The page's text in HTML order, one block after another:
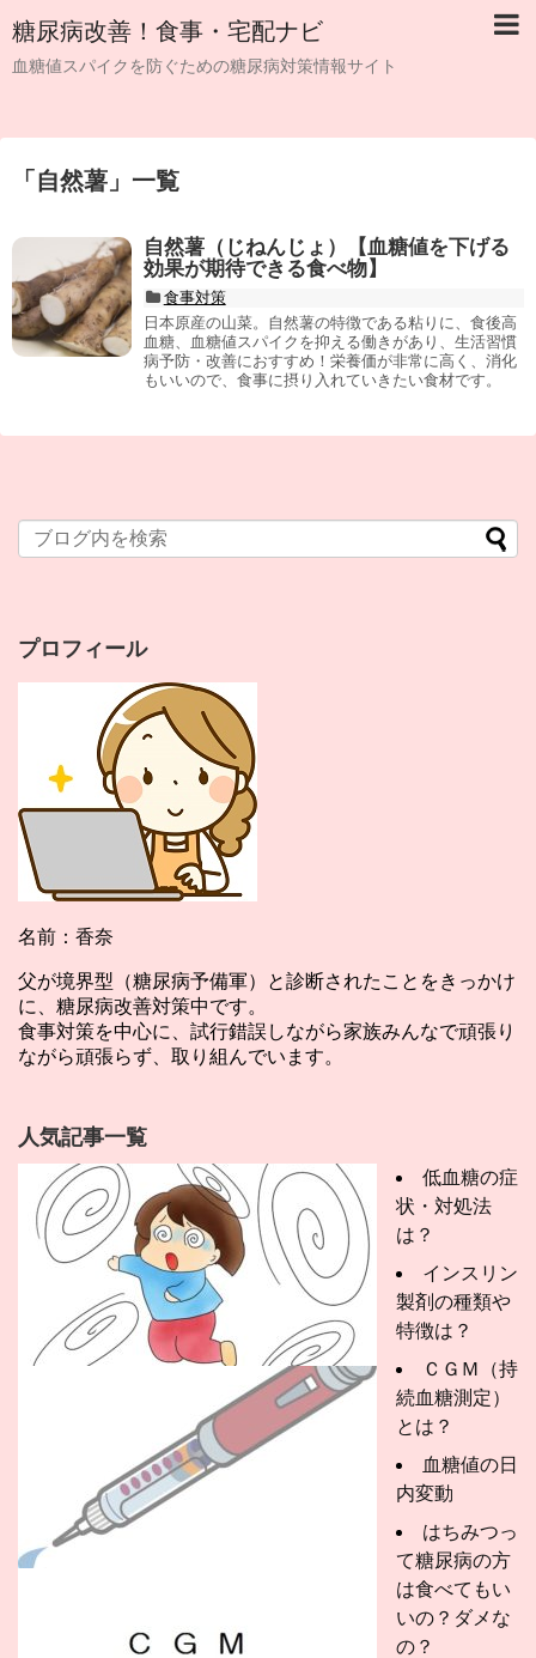
糖尿病改善！食事・宅配ナビ
血糖値スパイクを防ぐための糖尿病対策情報サイト
「 自然薯 」 一覧
自然薯（じねんじょ）【血糖値を下げる
効果が期待できる食べ物】
食事対策
日本原産の山菜。自然薯の特徴である粘りに、食後高
血糖、血糖値スパイクを抑える働きがあり、生活習慣
病予防・改善におすすめ！栄養価が非常に高く、消化
もいいので、食事に摂り入れていきたい食材です。
プロフィール
名前：香奈
父が境界型（糖尿病予備軍）と診断されたことをきっかけ
に、糖尿病改善対策中です。
食事対策を中心に、試行錯誤しながら家族みんなで頑張り
ながら頑張らず、取り組んでいます。
人気記事一覧
低血糖の症
状・対処法
は？
インスリン
製剤の種類や
特徴は？
ＣＧＭ（持
続血糖測定）
とは？
血糖値の日
内変動
はちみつっ
て糖尿病の方
は食べてもい
いの？ダメな
の？